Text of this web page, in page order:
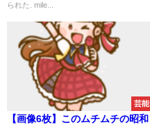
られた. mile...
芸能
【画像6枚】このムチムチの昭和